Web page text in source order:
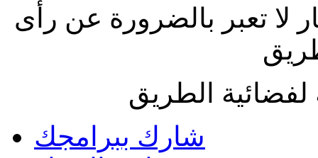
لا تعبر بالضرورة عن رأى
الطريق
شارك ببرامجك